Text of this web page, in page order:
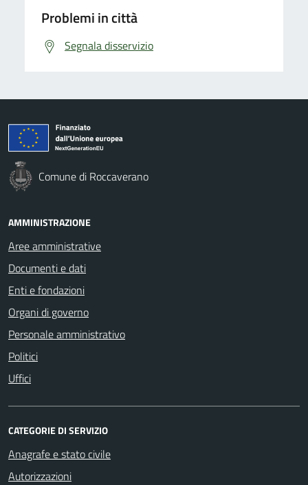
Problemi in città
Segnala disservizio
Comune di Roccaverano
AMMINISTRAZIONE
Aree amministrative
Documenti e dati
Enti e fondazioni
Organi di governo
Personale amministrativo
Politici
Uffici
CATEGORIE DI SERVIZIO
Anagrafe e stato civile
Autorizzazioni